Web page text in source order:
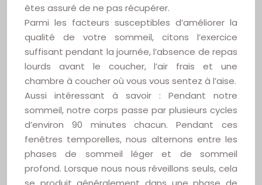
êtes assuré de ne pas récupérer.
Parmi les facteurs susceptibles d’améliorer la
qualité de votre sommeil, citons l’exercice
suffisant pendant la journée, l’absence de repas
lourds avant le coucher, l’air frais et une
chambre à coucher où vous vous sentez à l’aise.
Aussi intéressant à savoir : Pendant notre
sommeil, notre corps passe par plusieurs cycles
d’environ 90 minutes chacun. Pendant ces
fenêtres temporelles, nous alternons entre les
phases de sommeil léger et de sommeil
profond. Lorsque nous nous réveillons seuls, cela